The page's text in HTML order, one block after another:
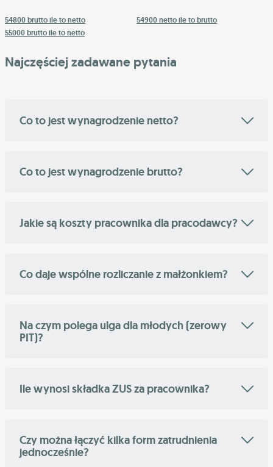
54800 brutto ile to netto
54900 netto ile to brutto
55000 brutto ile to netto
Najczęściej zadawane pytania
Co to jest wynagrodzenie netto?
Co to jest wynagrodzenie brutto?
Jakie są koszty pracownika dla pracodawcy?
Co daje wspólne rozliczanie z małżonkiem?
Na czym polega ulga dla młodych (zerowy
PIT)?
Ile wynosi składka ZUS za pracownika?
Czy można łączyć kilka form zatrudnienia
jednocześnie?